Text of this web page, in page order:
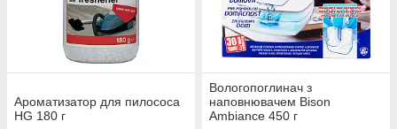
Ароматизатор для пилососа
HG 180 г
Вологопоглинач з
наповнювачем Bison
Ambiance 450 г